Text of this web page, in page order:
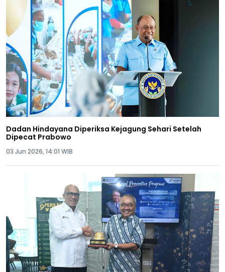
Dadan Hindayana Diperiksa Kejagung Sehari Setelah
Dipecat Prabowo
03 Jun 2026, 14:01 WIB